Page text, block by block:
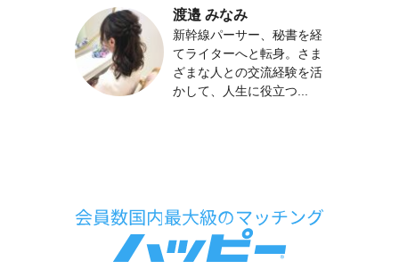
渡邉 みなみ
新幹線パーサー、秘書を経
てライターへと転身。さま
ざまな人との交流経験を活
かして、人生に役立つ...